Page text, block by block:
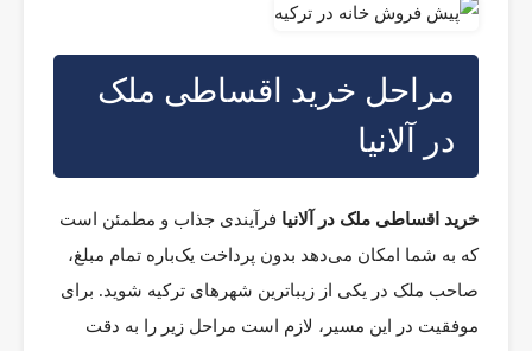
مراحل خرید اقساطی ملک
در آلانیا
خرید اقساطی ملک در آلانیا فرآیندی جذاب و مطمئن است
که به شما امکان می‌دهد بدون پرداخت یک‌باره تمام مبلغ،
صاحب ملک در یکی از زیباترین شهرهای ترکیه شوید. برای
موفقیت در این مسیر، لازم است مراحل زیر را به دقت